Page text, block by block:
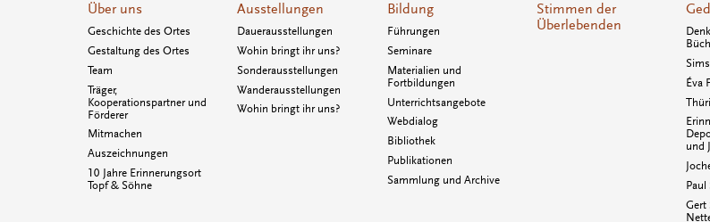
Über uns
Geschichte des Ortes
Gestaltung des Ortes
Team
Träger,
Kooperationspartner und
Förderer
Mitmachen
Auszeichnungen
10 Jahre Erinnerungsort
Topf & Söhne
Ausstellungen
Dauerausstellungen
Wohin bringt ihr uns?
Sonderausstellungen
Wanderausstellungen
Wohin bringt ihr uns?
Bildung
Führungen
Seminare
Materialien und
Fortbildungen
Unterrichtsangebote
Webdialog
Bibliothek
Publikationen
Sammlung und Archive
Stimmen der
Überlebenden
Éva
und
Paul
Gert